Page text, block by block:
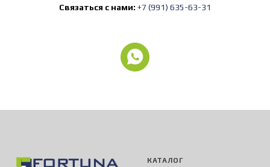
Связаться с нами: +7 (991) 635-63-31
КАТАЛОГ